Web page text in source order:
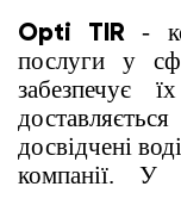
Opti TIR-
послуги у
забезпечує
досвідчені
компанії. У